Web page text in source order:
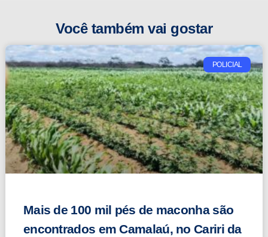
Você também vai gostar
POLICIAL
Mais de 100 mil pés de maconha são
encontrados em Camalaú, no Cariri da